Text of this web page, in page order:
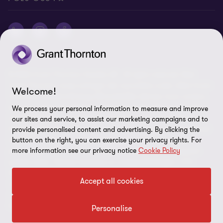
Grant Thornton avses antingen det varumärke under vilket Grant
Thorntons medlemsföretag tillhandahåller tjänster inom revision,
ekonomi, skatt och rådgivning till sina kunder, eller ett eller flera
medlemsföretag, beroende på sammanhanget. Grant Thornton
Sweden AB är ett medlemsföretag i Grant Thornton International
Ltd (GTIL). GTIL och medlemsföretagen utgör inget globalt
partnerskap. GTIL och varje medlemsföretag utgör en separat
medlemsföretag är inga ombud för eller förpliktar för varandra
och är inte heller ansvariga för varandras handlingar eller
Welcome!
We process your personal information to measure and improve
our sites and service, to assist our marketing campaigns and to
provide personalised content and advertising. By clicking the
button on the right, you can exercise your privacy rights. For
more information see our privacy notice Cookie Policy
Accept all cookies
Personalise